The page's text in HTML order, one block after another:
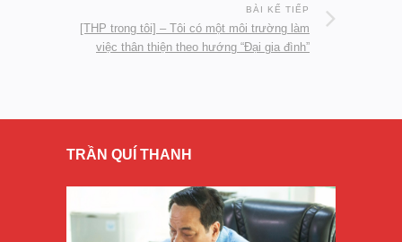
BÀI KẾ TIẾP
[THP trong tôi] – Tôi có một môi trường làm
việc thân thiện theo hướng “Đại gia đình”
TRẦN QUÍ THANH